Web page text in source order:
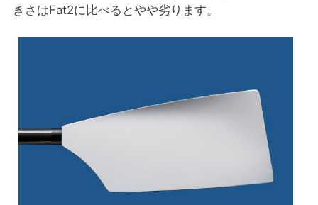
きさはFat2に比べるとやや劣ります。